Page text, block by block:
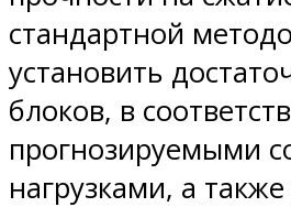
стандартной
установить
блоков, в
прогнозируемыми
нагрузками, а